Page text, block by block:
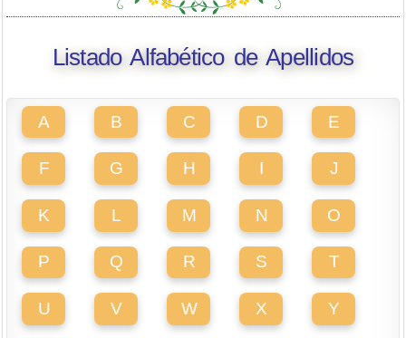
Listado Alfabético de Apellidos
A B C D E
F G H I J
K L M N O
P Q R S T
U V W X Y